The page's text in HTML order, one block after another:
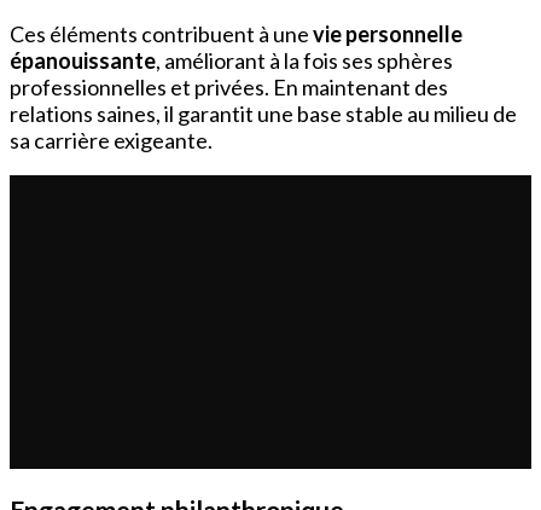
Ces éléments contribuent à unevie personnelle
épanouissante, améliorant à la fois ses sphères
professionnelles et privées. En maintenant des
relations saines, il garantit une base stable au milieu de
sa carrière exigeante.